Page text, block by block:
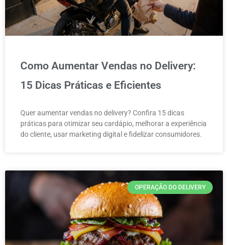
Como Aumentar Vendas no Delivery:
15 Dicas Práticas e Eficientes
Quer aumentar vendas no delivery? Confira 15 dicas
práticas para otimizar seu cardápio, melhorar a experiência
do cliente, usar marketing digital e fidelizar consumidores.
OPERAÇÃO DO DELIVERY